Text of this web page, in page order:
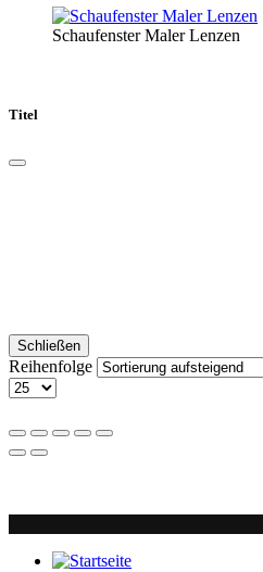
Schaufenster Maler Lenzen
Titel
Schließen
Reihenfolge